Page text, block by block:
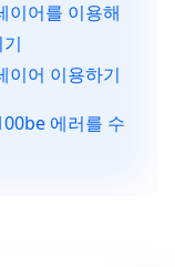
이어를 이용해
이어 이용하기
에러를 수